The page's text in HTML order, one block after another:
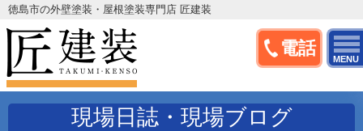
電話
MENU
徳島市の外壁塗装・屋根塗装専門店 匠建装
現場日誌・現場ブログ